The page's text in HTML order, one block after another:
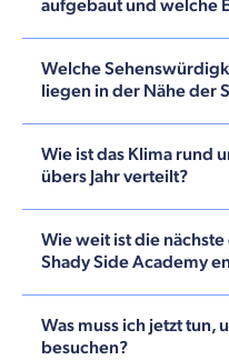
aufgebaut und welche
Welche
liegen in der Nähe der
Wie ist das Klima rund
übers Jahr verteilt?
Wie weit ist die
Shady Side Academy
Was muss ich jetzt tun,
besuchen?